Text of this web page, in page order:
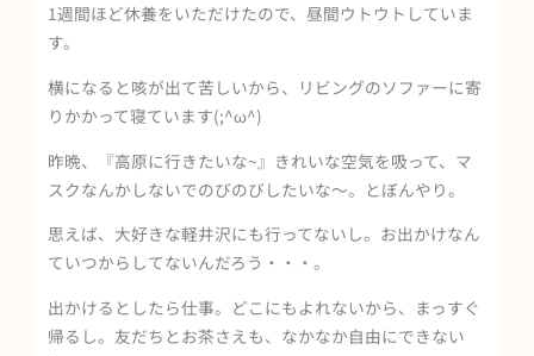
1週間ほど休養をいただけたので、昼間ウトウトしていま
す。
横になると咳が出て苦しいから、リビングのソファーに寄
りかかって寝ています(;^ω^)
昨晩、『高原に行きたいな~』きれいな空気を吸って、マ
スクなんかしないでのびのびしたいな～。とぼんやり。
思えば、大好きな軽井沢にも行ってないし。お出かけなん
ていつからしてないんだろう・・・。
出かけるとしたら仕事。どこにもよれないから、まっすぐ
帰るし。友だちとお茶さえも、なかなか自由にできない